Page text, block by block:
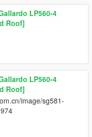
LP560-4
Roof]
LP560-4
Roof]
image/sg581-